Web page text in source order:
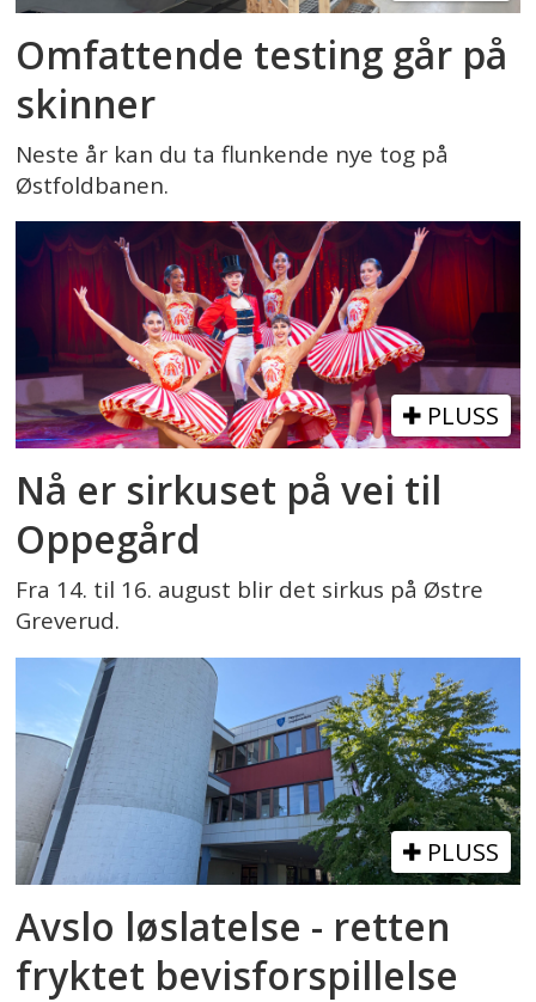
Omfattende testing går på
skinner
Neste år kan du ta flunkende nye tog på
Østfoldbanen.
PLUSS
Nå er sirkuset på vei til
Oppegård
Fra 14. til 16. august blir det sirkus på Østre
Greverud.
PLUSS
Avslo løslatelse - retten
fryktet bevisforspillelse